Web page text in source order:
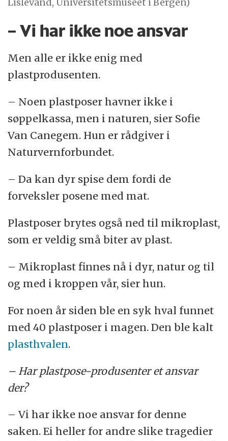
Lislevand, Universitetsmuseet i Bergen)
– Vi har ikke noe ansvar
Men alle er ikke enig med
plastprodusenten.
– Noen plastposer havner ikke i
søppelkassa, men i naturen, sier Sofie
Van Canegem. Hun er rådgiver i
Naturvernforbundet.
– Da kan dyr spise dem fordi de
forveksler posene med mat.
Plastposer brytes også ned til mikroplast,
som er veldig små biter av plast.
– Mikroplast finnes nå i dyr, natur og til
og med i kroppen vår, sier hun.
For noen år siden ble en syk hval funnet
med 40 plastposer i magen. Den ble kalt
plasthvalen.
– Har plastpose-produsenter et ansvar
der?
– Vi har ikke noe ansvar for denne
saken. Ei heller for andre slike tragedier